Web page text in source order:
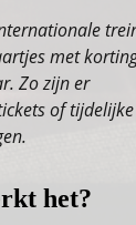
met
Zo zijn er
of tijdelijke
het?